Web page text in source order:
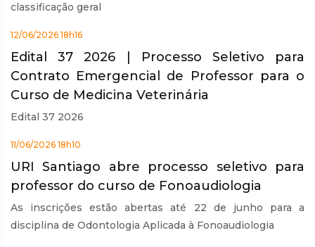
classificação geral
12/06/2026 18h16
Edital 37 2026 | Processo Seletivo para
Contrato Emergencial de Professor para o
Curso de Medicina Veterinária
Edital 37 2026
11/06/2026 18h10
URI Santiago abre processo seletivo para
professor do curso de Fonoaudiologia
As inscrições estão abertas até 22 de junho para a
disciplina de Odontologia Aplicada à Fonoaudiologia